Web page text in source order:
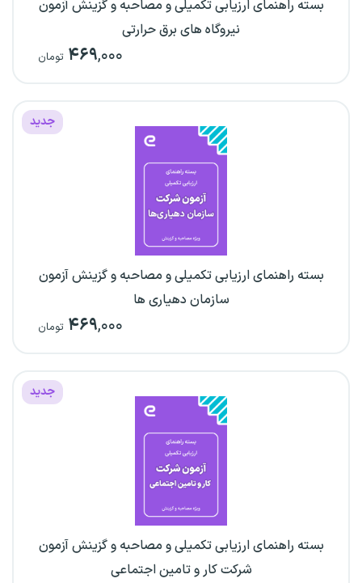
بسته راهنمای ارزیابی تکمیلی و مصاحبه و گزینش آزمون
نیروگاه های برق حرارتی
۴۶۹,۰۰۰ تومان
جدید
بسته راهنمای ارزیابی تکمیلی و مصاحبه و گزینش آزمون
سازمان دهیاری ها
۴۶۹,۰۰۰ تومان
جدید
بسته راهنمای ارزیابی تکمیلی و مصاحبه و گزینش آزمون
شرکت کار و تامین اجتماعی